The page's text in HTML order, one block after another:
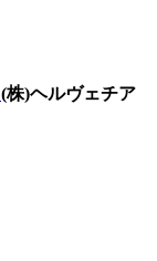
(株)ヘルヴェチア